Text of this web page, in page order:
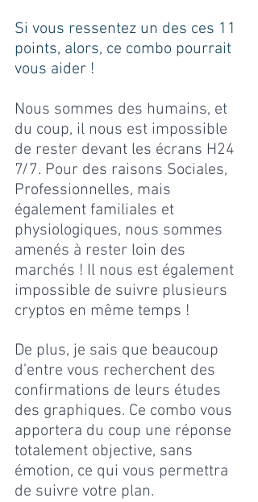
Si vous ressentez un des ces 11
points, alors, ce combo pourrait
vous aider !
Nous sommes des humains, et
du coup, il nous est impossible
de rester devant les écrans H24
7/7. Pour des raisons Sociales,
Professionnelles, mais
également familiales et
physiologiques, nous sommes
amenés à rester loin des
marchés ! Il nous est également
impossible de suivre plusieurs
cryptos en même temps !
De plus, je sais que beaucoup
d’entre vous recherchent des
confirmations de leurs études
des graphiques. Ce combo vous
apportera du coup une réponse
totalement objective, sans
émotion, ce qui vous permettra
de suivre votre plan.